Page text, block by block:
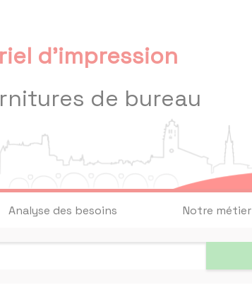
d'impression
de bureau
Analyse des besoins Notre métier